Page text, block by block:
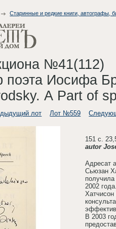
Старинные и редкие книги, автографы,
№41(112)
поэта Иосифа
А Part of
лот Лот №559
151 с.
autor
Адресат
Сьюзан
2002
В 2003